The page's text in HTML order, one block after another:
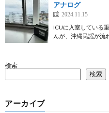
アナログ
2024.11.15
ICUに入室している
んが、沖縄民謡が
検索
検索
アーカイブ